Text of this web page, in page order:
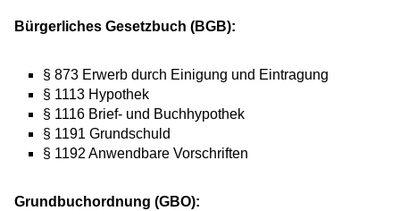
Bürgerliches Gesetzbuch (BGB):
§ 873 Erwerb durch Einigung und Eintragung
§ 1113 Hypothek
§ 1116 Brief- und Buchhypothek
§ 1191 Grundschuld
§ 1192 Anwendbare Vorschriften
Grundbuchordnung (GBO):